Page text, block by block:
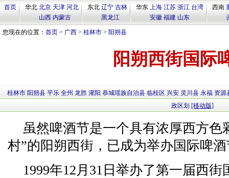
首页 华北 北京 天津 河北
山西 内蒙古
东北 辽宁 吉林
黑龙江
华东 上海 江苏 浙江 台湾
安徽 福建 山东
西南
您现在的位置： 首页 > 广西 > 桂林市 > 阳朔县
阳朔西街国际
桂林市 阳朔县 平乐 全州 龙胜 灌阳 恭城瑶族自治县 临桂区 兴安 灵川县 永福 资源
政区划 [移动版]
虽然啤酒节是一个具有浓厚西方色
村”的阳朔西街，已成为举办国际啤
1999年12月31日举办了第一届西